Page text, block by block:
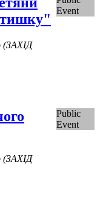
(ЗАХІД
Event
(ЗАХІД
Public
Event